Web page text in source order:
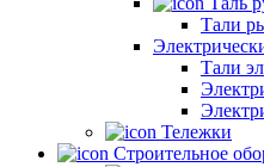
Тали
Тали
Тележки
Строительное